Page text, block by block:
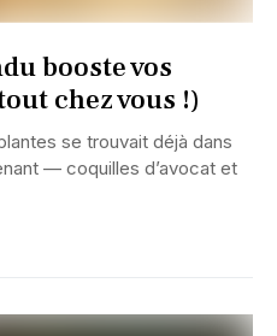
booste vos
chez vous !)
se trouvait déjà dans
— coquilles d’avocat et